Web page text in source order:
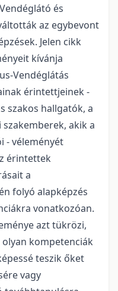
és
az egybevont
Jelen cikk
kívánja
Vendéglátás
érintettjeinek -
szakos hallgatók, a
akik a
- véleményét
érintettek
a
folyó alapképzés
vonatkozóan.
azt tükrözi,
kompetenciák
teszik őket
vagy